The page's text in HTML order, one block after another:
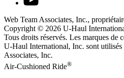
Web Team Associates, Inc.,
Copyright © 2026 U-Haul
Tous droits réservés. Les marques de
U-Haul International, Inc. sont utilisés
Associates, Inc.
Air-Cushioned Ride®